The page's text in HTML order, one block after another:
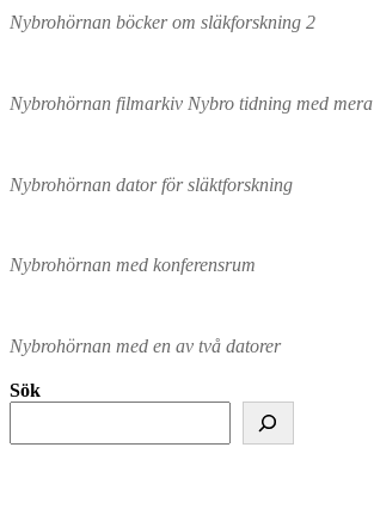
Nybrohörnan böcker om släkforskning 2
Nybrohörnan filmarkiv Nybro tidning med mera
Nybrohörnan dator för släktforskning
Nybrohörnan med konferensrum
Nybrohörnan med en av två datorer
Sök